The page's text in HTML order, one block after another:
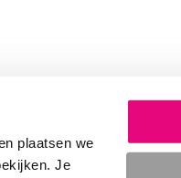
plaatsen we
Je